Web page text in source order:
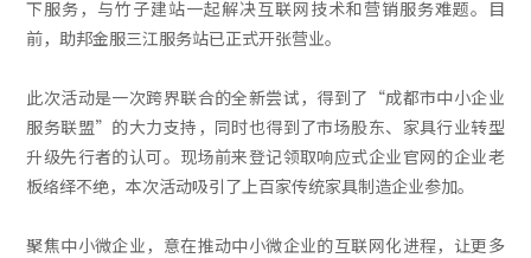
下服务，与竹子建站一起解决互联网技术和营销服务难题。目
前，助邦金服三江服务站已正式开张营业。
此次活动是一次跨界联合的全新尝试，得到了“成都市中小企业
服务联盟”的大力支持，同时也得到了市场股东、家具行业转型
升级先行者的认可。现场前来登记领取响应式企业官网的企业老
板络绎不绝，本次活动吸引了上百家传统家具制造企业参加。
聚焦中小微企业，意在推动中小微企业的互联网化进程，让更多